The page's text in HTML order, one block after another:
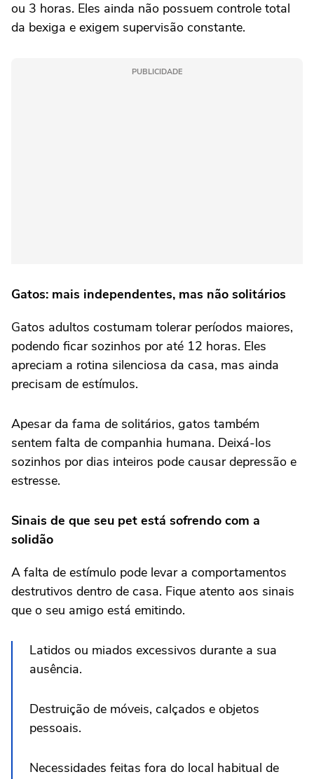
ou 3 horas. Eles ainda não possuem controle total
da bexiga e exigem supervisão constante.
PUBLICIDADE
Gatos: mais independentes, mas não solitários
Gatos adultos costumam tolerar períodos maiores,
podendo ficar sozinhos por até 12 horas. Eles
apreciam a rotina silenciosa da casa, mas ainda
precisam de estímulos.
Apesar da fama de solitários, gatos também
sentem falta de companhia humana. Deixá-los
sozinhos por dias inteiros pode causar depressão e
estresse.
Sinais de que seu pet está sofrendo com a
solidão
A falta de estímulo pode levar a comportamentos
destrutivos dentro de casa. Fique atento aos sinais
que o seu amigo está emitindo.
Latidos ou miados excessivos durante a sua
ausência.
Destruição de móveis, calçados e objetos
pessoais.
Necessidades feitas fora do local habitual de